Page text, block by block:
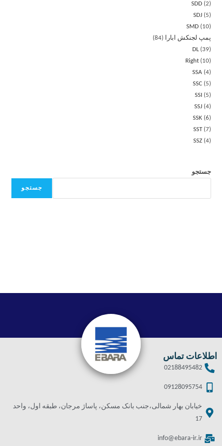
SDD 2
SDJ
5
SMD
10
پمپ لجنکش ابارا
84
DL 39
Right
10
SSA 4
SSC
5
SSI
5
SSJ 4
SSK 6
SST 7
SSZ 4
جستجو
جستجو
اطلاعات تماس
02188495482
09128095754
خیابان بهار شمالی،جنب بانک مسکن، پاساژ مرجان، طبقه اول، واحد
17
info@ebara-ir.ir